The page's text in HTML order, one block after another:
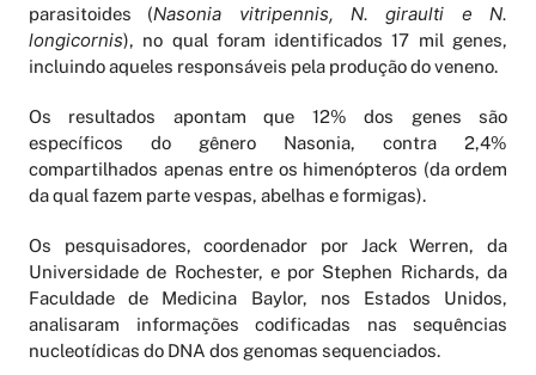
parasitoides (Nasonia vitripennis, N. giraulti e N.
longicornis), no qual foram identificados 17 mil genes,
incluindo aqueles responsáveis pela produção do veneno.
Os resultados apontam que 12% dos genes são
específicos do gênero Nasonia, contra 2,4%
compartilhados apenas entre os himenópteros (da ordem
da qual fazem parte vespas, abelhas e formigas).
Os pesquisadores, coordenador por Jack Werren, da
Universidade de Rochester, e por Stephen Richards, da
Faculdade de Medicina Baylor, nos Estados Unidos,
analisaram informações codificadas nas sequências
nucleotídicas do DNA dos genomas sequenciados.